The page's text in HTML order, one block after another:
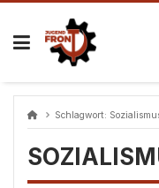
Skip
content
Schlagwort: